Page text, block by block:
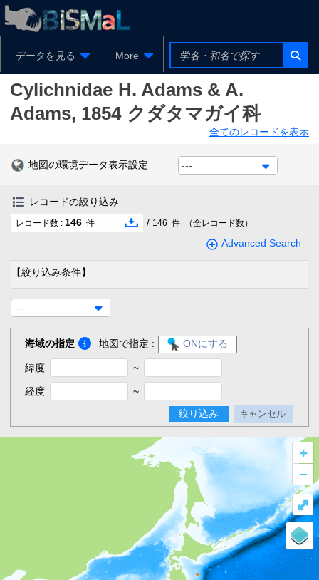
データを見る More
Cylichnidae H. Adams & A.
Adams, 1854 クダタマガイ科
全てのレコードを表示
地図の環境データ表示設定 ---
レコードの絞り込み
レコード数 : 146 件 / 146 件 （全レコード数）
Advanced Search
【絞り込み条件】
---
海域の指定 地図で指定 : ONにする
緯度 ~
経度
~
絞り込み
キャンセル
+
–
⤢